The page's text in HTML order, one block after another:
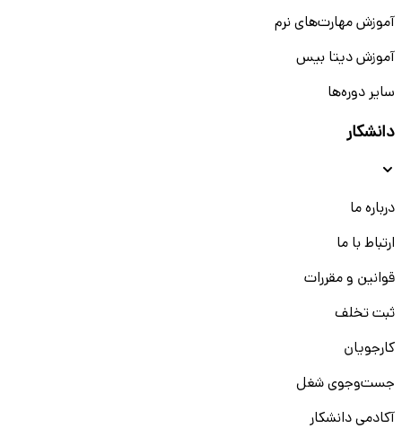
آموزش مهارت‌های نرم
آموزش دیتا بیس
سایر دوره‌ها
دانشکار
درباره ما
ارتباط با ما
قوانین و مقررات
ثبت تخلف
کارجویان
جست‌و‌جوی شغل
آکادمی دانشکار